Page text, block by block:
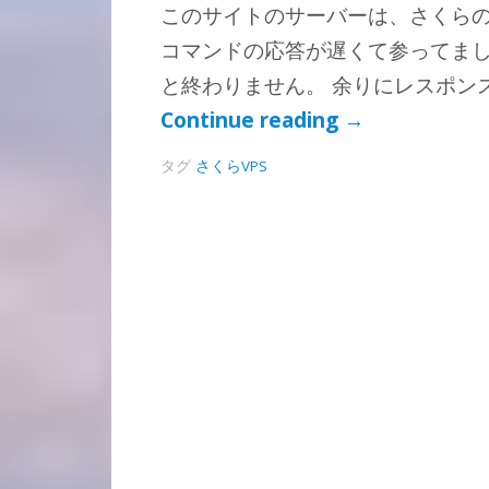
このサイトのサーバーは、さくら
コマンドの応答が遅くて参ってま
と終わりません。 余りにレスポ
Continue reading →
タグ さくらVPS